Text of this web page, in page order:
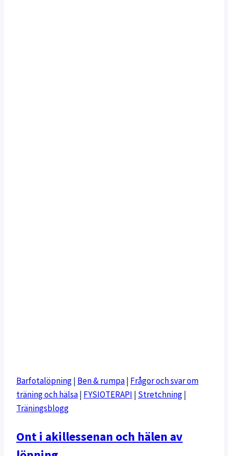
Barfotalöpning| Ben & rumpa| Frågor och svar om
träning och hälsa| FYSIOTERAPI | Stretchning|
Träningsblogg
Ont i akillessenan och hälen av